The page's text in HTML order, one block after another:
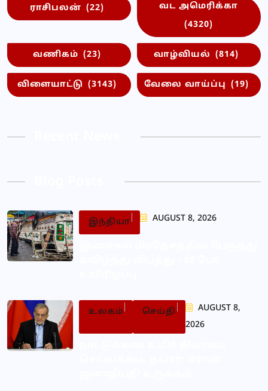
ராசிபலன் (22)
வட அமெரிக்கா
(4320)
வணிகம் (23) வாழ்வியல் (814)
விளையாட்டு (3143) வேலை வாய்ப்பு (19)
இந்தியா AUGUST 8, 2026
உலகம் செய்தி
AUGUST 8,
2026